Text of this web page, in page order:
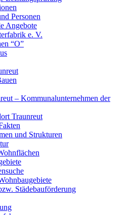
Personen
Angebote
e. V.
“O”
– Kommunalunternehmen der
Traunreut
und Strukturen
Städebauförderung